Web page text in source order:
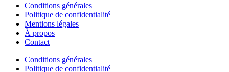
Conditions générales
Politique de confidentialité
Mentions légales
À propos
Contact
Conditions générales
Politique de confidentialité